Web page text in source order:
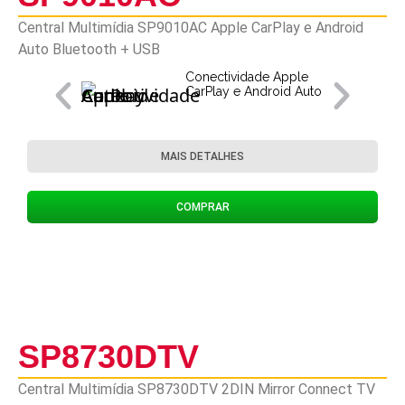
Central Multimídia SP9010AC Apple CarPlay e Android
Auto Bluetooth + USB
Conectividade Apple
CarPlay e Android Auto
MAIS DETALHES
COMPRAR
SP8730DTV
Central Multimídia SP8730DTV 2DIN Mirror Connect TV